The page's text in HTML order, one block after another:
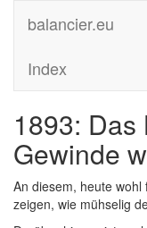
balancier.eu
Index
1893:
Gewinde
An diesem, heute
zeigen, wie mühselig